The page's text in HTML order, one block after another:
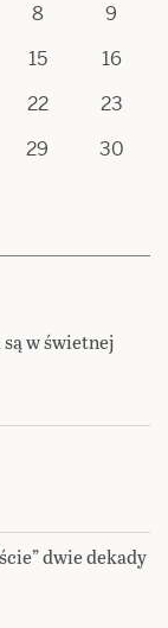
8
9
15
16
22
23
29
30
w świetnej
dwie dekady